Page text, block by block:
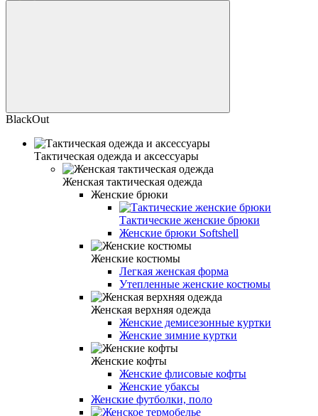
BlackOut
Тактическая одежда и аксессуары
Женская тактическая одежда
Женские брюки
Тактические женские брюки
Женские брюки Softshell
Женские костюмы
Легкая женская форма
Утепленные женские костюмы
Женская верхняя одежда
Женские демисезонные куртки
Женские зимние куртки
Женские кофты
Женские флисовые кофты
Женские убаксы
Женские футболки, поло